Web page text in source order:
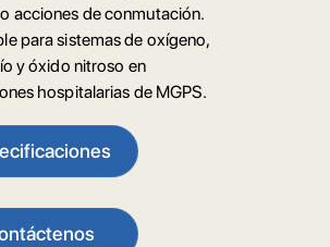
acciones de conmutación.
para sistemas de oxígeno,
y óxido nitroso en
hospitalarias de MGPS.